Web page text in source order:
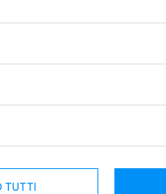
TUTTI